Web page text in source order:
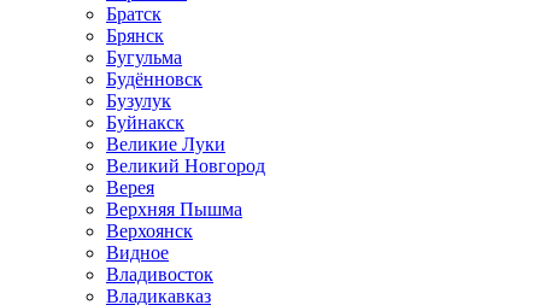
Братск
Брянск
Бугульма
Будённовск
Бузулук
Буйнакск
Великие Луки
Великий Новгород
Верея
Верхняя Пышма
Верхоянск
Видное
Владивосток
Владикавказ